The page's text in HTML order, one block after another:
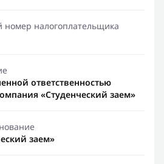
налогоплательщика
ответственностью
«Студенческий заем»
заем»